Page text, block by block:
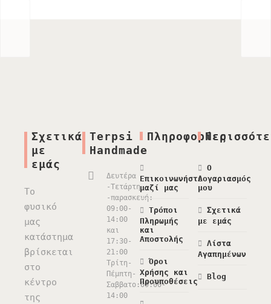
Σχετικά
με
εμάς
Το
φυσικό
μας
κατάστημα
βρίσκεται
στο
κέντρο
της
Terpsi
Handmade
Δευτέρα
-Τετάρτη
-παρασκευή:
09:00-
14:00
και
17:30-
21:00
Τρίτη-
Πέμπτη-
Σαββατο:09:00-
14:00
Πληροφορίες
Επικοινωνήστε
μαζί μας
Τρόποι
Πληρωμής
και
Αποστολής
Όροι
Χρήσης και
Προυποθέσεις
Ο
Λογαριασμός
μου
Σχετικά
με εμάς
Λίστα
Αγαπημένων
Blog